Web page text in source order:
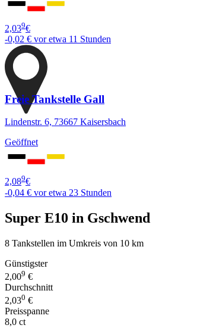
2,039€
-0,02 € vor etwa 11 Stunden
Freie Tankstelle Gall
Lindenstr. 6, 73667 Kaisersbach
Geöffnet
2,089€
-0,04 € vor etwa 23 Stunden
Super E10 in Gschwend
8 Tankstellen im Umkreis von 10 km
Günstigster
2,009 €
Durchschnitt
2,030 €
Preisspanne
8,0 ct